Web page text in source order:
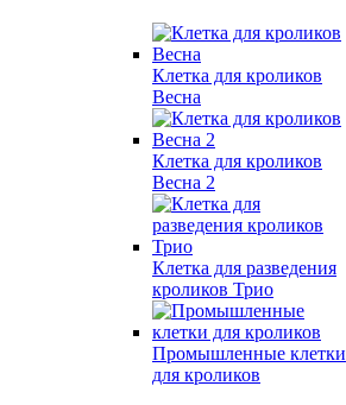
Клетка для кроликов
Весна
Клетка для кроликов
Весна 2
Клетка для разведения
кроликов Трио
Промышленные клетки
для кроликов